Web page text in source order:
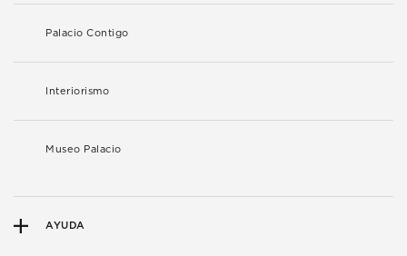
Palacio Contigo
Interiorismo
Museo Palacio
AYUDA